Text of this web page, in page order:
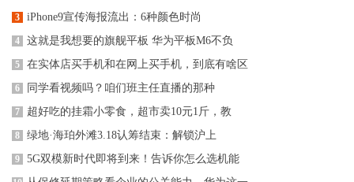
3 iPhone9宣传海报流出：6种颜色时尚
4 这就是我想要的旗舰平板 华为平板M6不负
5 在实体店买手机和在网上买手机，到底有啥区
6 同学看视频吗？咱们班主任直播的那种
7 超好吃的挂霜小零食，超市卖10元1斤，教
8 绿地·海珀外滩3.18认筹结束：解锁沪上
9 5G双模新时代即将到来！告诉你怎么选机能